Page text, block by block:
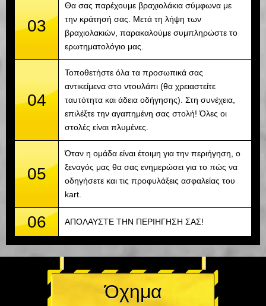
03
Θα σας παρέχουμε βραχιολάκια σύμφωνα με
την κράτησή σας. Μετά τη λήψη των
βραχιολακιών, παρακαλούμε συμπληρώστε το
ερωτηματολόγιο μας.
04
Τοποθετήστε όλα τα προσωπικά σας
αντικείμενα στο ντουλάπι (θα χρειαστείτε
ταυτότητα και άδεια οδήγησης). Στη συνέχεια,
επιλέξτε την αγαπημένη σας στολή! Όλες οι
στολές είναι πλυμένες.
05
Όταν η ομάδα είναι έτοιμη για την περιήγηση, ο
ξεναγός μας θα σας ενημερώσει για το πώς να
οδηγήσετε και τις προφυλάξεις ασφαλείας του
kart.
06 ΑΠΟΛΑΥΣΤΕ ΤΗΝ ΠΕΡΙΗΓΗΣΗ ΣΑΣ!
Όχημα